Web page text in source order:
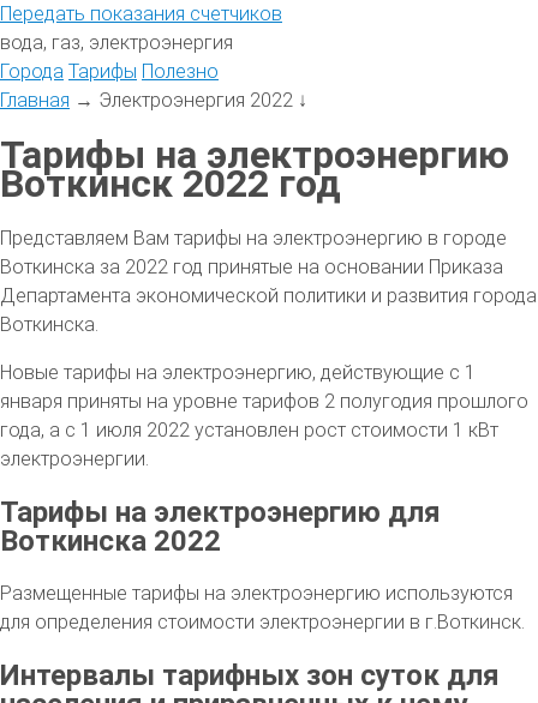
Передать показания счетчиков
вода, газ, электроэнергия
Города Тарифы Полезно
Главная → Электроэнергия 2022 ↓
Тарифы на электроэнергию
Воткинск 2022 год
Представляем Вам тарифы на электроэнергию в городе
Воткинска за 2022 год принятые на основании Приказа
Департамента экономической политики и развития города
Воткинска.
Новые тарифы на электроэнергию, действующие с 1
января приняты на уровне тарифов 2 полугодия прошлого
года, а с 1 июля 2022 установлен рост стоимости 1 кВт
электроэнергии.
Тарифы на электроэнергию для
Воткинска 2022
Размещенные тарифы на электроэнергию используются
для определения стоимости электроэнергии в г.Воткинск.
Интервалы тарифных зон суток для